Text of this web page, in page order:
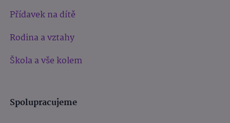
Přídavek na dítě
Rodina a vztahy
Škola a vše kolem
Spolupracujeme